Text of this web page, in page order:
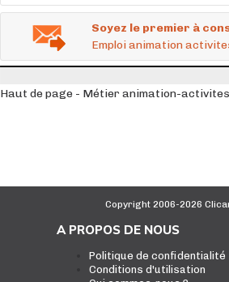
Soyez le premier à
Emploi animation
Haut de page - Métier animation-
Copyright 2006-2026
A PROPOS DE NOUS
Politique de confidentialité
Conditions d'utilisation